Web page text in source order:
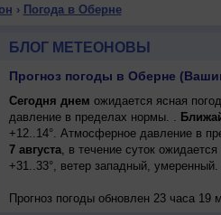
› Погода в Оберне
БЛОГ МЕТЕОНОВЫ
Прогноз погоды в Оберне
Сегодня днем ожидается ясная
давление в пределах нормы. .
+12..14°. Атмосферное давление в
7 августа, в течение суток
+31..33°, ветер западный, умеренный.
Прогноз погоды обновлен 23 часа 19